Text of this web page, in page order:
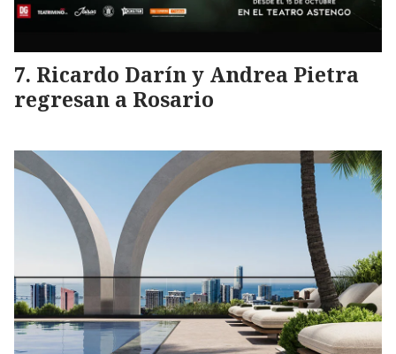
Ricardo Darín y Andrea Pietra
regresan a Rosario